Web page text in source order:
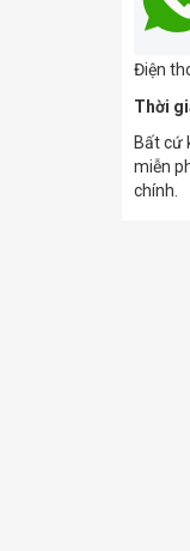
Điện
Thời
Bất cứ
miễn
chính.